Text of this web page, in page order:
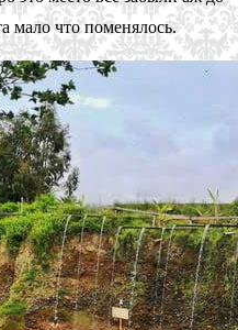
мало что поменялось.